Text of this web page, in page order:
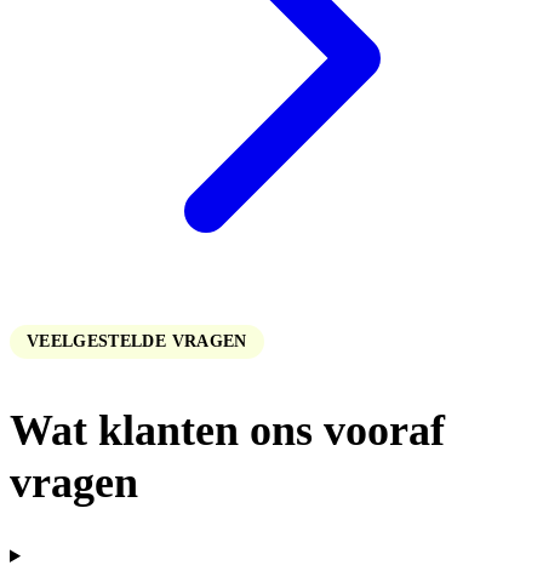
VEELGESTELDE VRAGEN
Wat klanten ons vooraf
vragen